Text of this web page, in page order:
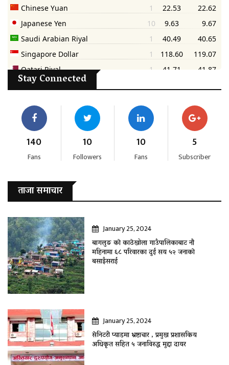
Stay Connected
140
Fans
10
Followers
10
Fans
5
Subscriber
ताजा समाचार
January 25, 2024
बागलुङ काे काठेखोला गाउँपालिकाबाट नौ
महिनामा ६८ परिवारका दुई सय ५२ जनाकाे
बसाइँसराई
January 25, 2024
सेनिटरी प्याडमा भ्रष्टाचार , प्रमुख प्रशासकिय
अधिकृत सहित ५ जनाविरुद्ध मुद्दा दायर